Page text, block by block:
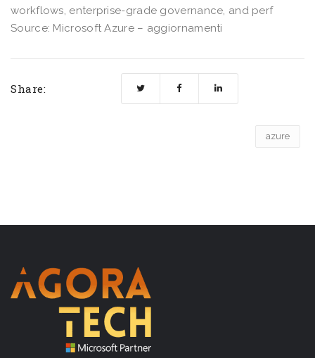
workflows, enterprise-grade governance, and perf
Source: Microsoft Azure – aggiornamenti
Share:
azure